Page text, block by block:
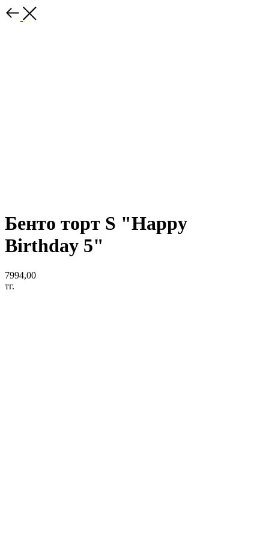
Бенто торт S "Happy
Birthday 5"
7994,00
тг.